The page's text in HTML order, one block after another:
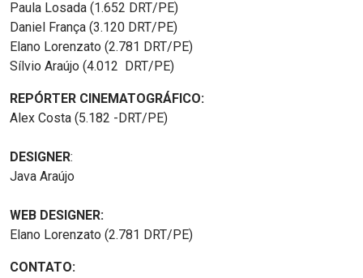
Paula Losada (1.652 DRT/PE)
Daniel França (3.120 DRT/PE)
Elano Lorenzato (2.781 DRT/PE)
Sílvio Araújo (4.012 DRT/PE)
REPÓRTER CINEMATOGRÁFICO:
Alex Costa (5.182 -DRT/PE)
DESIGNER:
Java Araújo
WEB DESIGNER:
Elano Lorenzato (2.781 DRT/PE)
CONTATO: